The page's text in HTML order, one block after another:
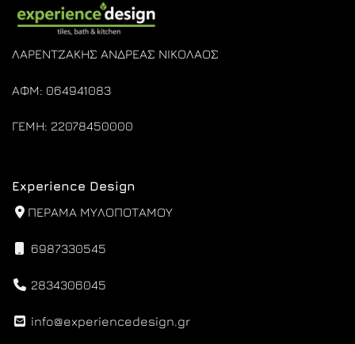
ΛΑΡΕΝΤΖΑΚΗΣ ΑΝΔΡΕΑΣ ΝΙΚΟΛΑΟΣ
ΑΦΜ: 064941083
ΓΕΜΗ: 22078450000
Experience Design
ΠΕΡΑΜΑ ΜΥΛΟΠΟΤΑΜΟΥ
6987330545
2834306045
info@experiencedesign.gr